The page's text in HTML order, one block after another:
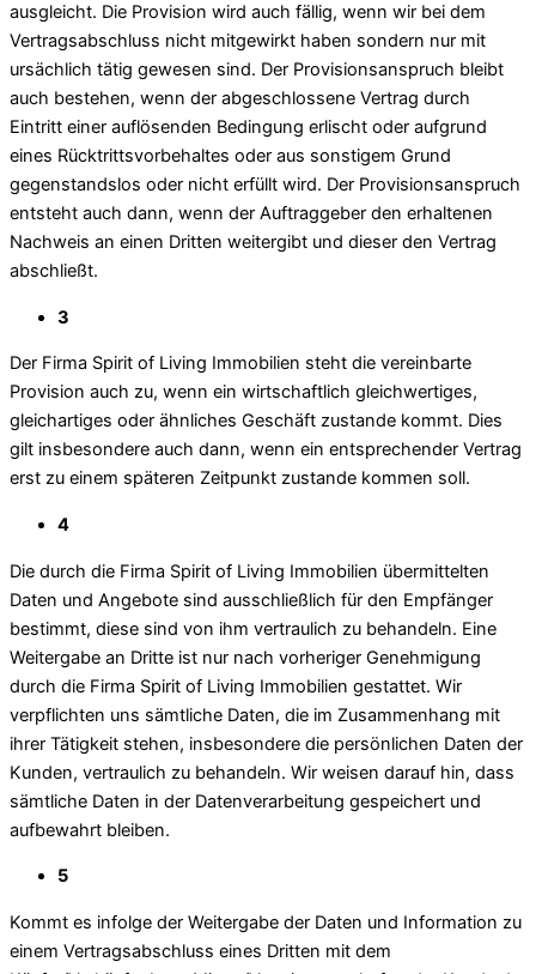
ausgleicht. Die Provision wird auch fällig, wenn wir bei dem
Vertragsabschluss nicht mitgewirkt haben sondern nur mit
ursächlich tätig gewesen sind. Der Provisionsanspruch bleibt
auch bestehen, wenn der abgeschlossene Vertrag durch
Eintritt einer auflösenden Bedingung erlischt oder aufgrund
eines Rücktrittsvorbehaltes oder aus sonstigem Grund
gegenstandslos oder nicht erfüllt wird. Der Provisionsanspruch
entsteht auch dann, wenn der Auftraggeber den erhaltenen
Nachweis an einen Dritten weitergibt und dieser den Vertrag
abschließt.
3
Der Firma Spirit of Living Immobilien steht die vereinbarte
Provision auch zu, wenn ein wirtschaftlich gleichwertiges,
gleichartiges oder ähnliches Geschäft zustande kommt. Dies
gilt insbesondere auch dann, wenn ein entsprechender Vertrag
erst zu einem späteren Zeitpunkt zustande kommen soll.
4
Die durch die Firma Spirit of Living Immobilien übermittelten
Daten und Angebote sind ausschließlich für den Empfänger
bestimmt, diese sind von ihm vertraulich zu behandeln. Eine
Weitergabe an Dritte ist nur nach vorheriger Genehmigung
durch die Firma Spirit of Living Immobilien gestattet. Wir
verpflichten uns sämtliche Daten, die im Zusammenhang mit
ihrer Tätigkeit stehen, insbesondere die persönlichen Daten der
Kunden, vertraulich zu behandeln. Wir weisen darauf hin, dass
sämtliche Daten in der Datenverarbeitung gespeichert und
aufbewahrt bleiben.
5
Kommt es infolge der Weitergabe der Daten und Information zu
einem Vertragsabschluss eines Dritten mit dem